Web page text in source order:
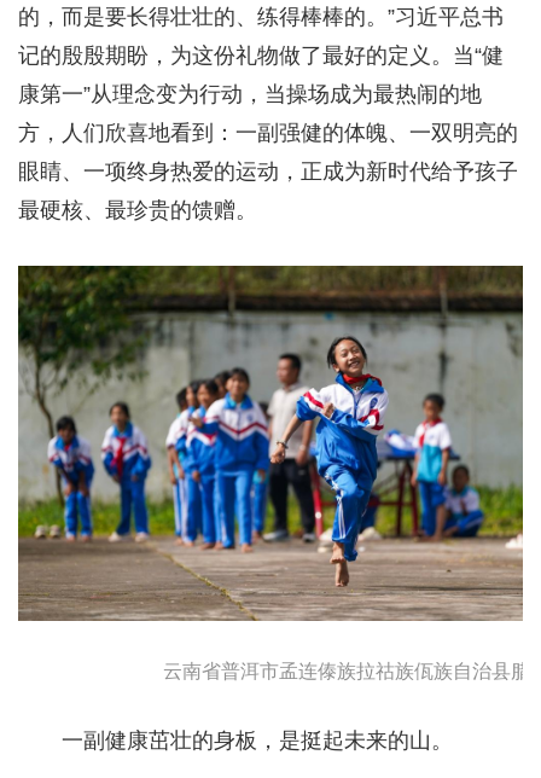
的，而是要长得壮壮的、练得棒棒的。”习近平总书
记的殷殷期盼，为这份礼物做了最好的定义。当“健
康第一”从理念变为行动，当操场成为最热闹的地
方，人们欣喜地看到：一副强健的体魄、一双明亮的
眼睛、一项终身热爱的运动，正成为新时代给予孩子
最硬核、最珍贵的馈赠。
云南省普洱市孟连傣族拉祜族佤族自治县
一副健康茁壮的身板，是挺起未来的山。